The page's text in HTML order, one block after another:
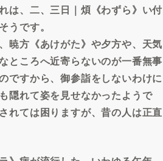
は、二、三日｜煩《わずら》い付
うです。
暁方《あけがた》や夕方や、天気
ところへ近寄らないのが一番無事
ですから、御参詣をしないわけに
隠れて姿を見せなかったようで
れては困りますが、昔の人は正直